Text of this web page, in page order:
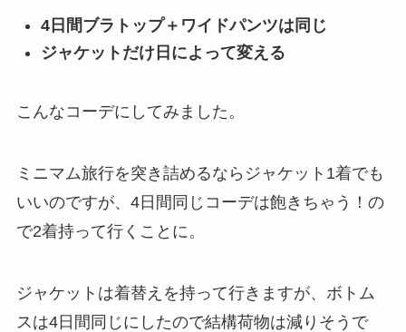
4日間ブラトップ＋ワイドパンツは同じ
ジャケットだけ日によって変える
こんなコーデにしてみました。
ミニマム旅行を突き詰めるならジャケット1着でも
いいのですが、4日間同じコーデは飽きちゃう！の
で2着持って行くことに。
ジャケットは着替えを持って行きますが、ボトム
スは4日間同じにしたので結構荷物は減りそうで